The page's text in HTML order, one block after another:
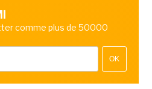
comme plus de 50000
OK